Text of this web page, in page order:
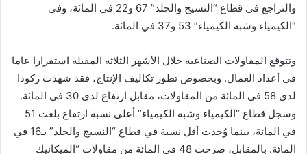
والتراجع في قطاع “النسيج والجلد” 67 و22 في المائة، وفي
“الكيمياء وشبه الكيمياء” 53 و37 في المائة.
وتتوقع المقاولات الصناعية خلال الأشهر الثلاثة المقبلة استقرارا عاما
في أعداد العمال. وبخصوص تطور تكاليف الإنتاج، فقد شهدت ركودا
لدى 58 في المائة من المقاولات، مقابل ارتفاع لدى 30 في المائة.
وسجل قطاع “الكيمياء وشبه الكيمياء” أعلى نسبة ارتفاع بلغت 51
في المائة، بينما وُجدت أقل نسبة في قطاع “النسيج والجلد” بـ16 في
المائة. بالمقابل، صرحت 48 في المائة من مقاولات “الميكانيك